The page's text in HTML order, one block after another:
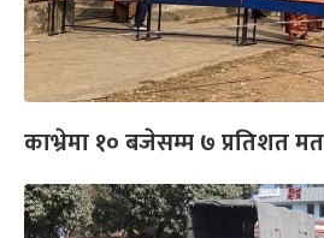
काभ्रेमा १० बजेसम्म ७ प्रतिशत